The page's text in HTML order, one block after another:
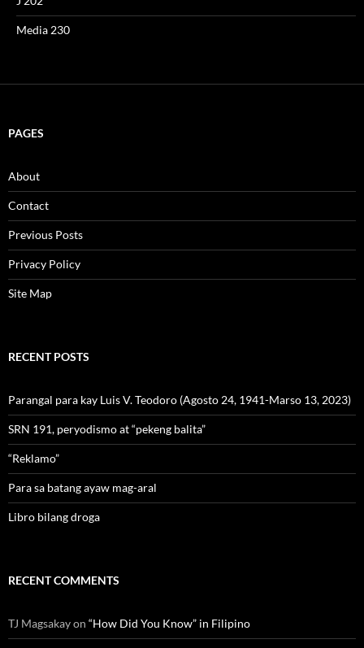
Media 230
PAGES
About
Contact
Previous Posts
Privacy Policy
Site Map
RECENT POSTS
Parangal para kay Luis V. Teodoro (Agosto 24, 1941-Marso 13, 2023)
SRN 191, peryodismo at “pekeng balita”
“Reklamo”
Para sa batang ayaw mag-aral
Libro bilang droga
RECENT COMMENTS
TJ Magsakayon “How Did You Know” in Filipino